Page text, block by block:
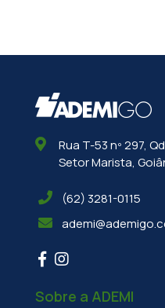
Rua T-53 nº 297,
Setor Marista,
(62) 3281-0115
Sobre a ADEMI